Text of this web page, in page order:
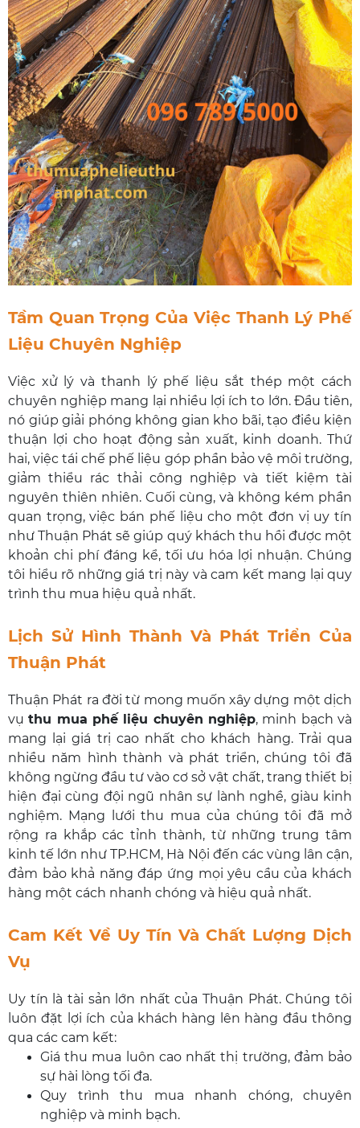
Tầm Quan Trọng Của Việc Thanh Lý Phế
Liệu Chuyên Nghiệp
Việc xử lý và thanh lý phế liệu sắt thép một cách
chuyên nghiệp mang lại nhiều lợi ích to lớn. Đầu tiên,
nó giúp giải phóng không gian kho bãi, tạo điều kiện
thuận lợi cho hoạt động sản xuất, kinh doanh. Thứ
hai, việc tái chế phế liệu góp phần bảo vệ môi trường,
giảm thiểu rác thải công nghiệp và tiết kiệm tài
nguyên thiên nhiên. Cuối cùng, và không kém phần
quan trọng, việc bán phế liệu cho một đơn vị uy tín
như Thuận Phát sẽ giúp quý khách thu hồi được một
khoản chi phí đáng kể, tối ưu hóa lợi nhuận. Chúng
tôi hiểu rõ những giá trị này và cam kết mang lại quy
trình thu mua hiệu quả nhất.
Lịch Sử Hình Thành Và Phát Triển Của
Thuận Phát
Thuận Phát ra đời từ mong muốn xây dựng một dịch
vụthu mua phế liệu chuyên nghiệp, minh bạch và
mang lại giá trị cao nhất cho khách hàng. Trải qua
nhiều năm hình thành và phát triển, chúng tôi đã
không ngừng đầu tư vào cơ sở vật chất, trang thiết bị
hiện đại cùng đội ngũ nhân sự lành nghề, giàu kinh
nghiệm. Mạng lưới thu mua của chúng tôi đã mở
rộng ra khắp các tỉnh thành, từ những trung tâm
kinh tế lớn như TP.HCM, Hà Nội đến các vùng lân cận,
đảm bảo khả năng đáp ứng mọi yêu cầu của khách
hàng một cách nhanh chóng và hiệu quả nhất.
Cam Kết Về Uy Tín Và Chất Lượng Dịch
Vụ
Uy tín là tài sản lớn nhất của Thuận Phát. Chúng tôi
luôn đặt lợi ích của khách hàng lên hàng đầu thông
qua các cam kết:
Giá thu mua luôn cao nhất thị trường, đảm bảo
sự hài lòng tối đa.
Quy trình thu mua nhanh chóng, chuyên
nghiệp và minh bạch.